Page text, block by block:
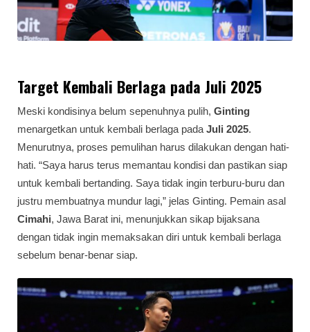
Target Kembali Berlaga pada Juli 2025
Meski kondisinya belum sepenuhnya pulih, Ginting
menargetkan untuk kembali berlaga pada Juli 2025.
Menurutnya, proses pemulihan harus dilakukan dengan hati-
hati. “Saya harus terus memantau kondisi dan pastikan siap
untuk kembali bertanding. Saya tidak ingin terburu-buru dan
justru membuatnya mundur lagi,” jelas Ginting. Pemain asal
Cimahi, Jawa Barat ini, menunjukkan sikap bijaksana
dengan tidak ingin memaksakan diri untuk kembali berlaga
sebelum benar-benar siap.